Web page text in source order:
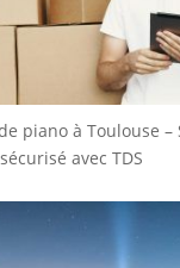
piano à Toulouse –
avec TDS